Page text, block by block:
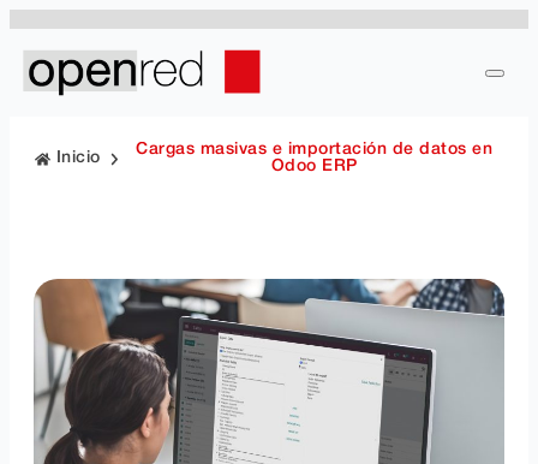
Inicio
Cargas masivas e importación de datos en
Odoo ERP